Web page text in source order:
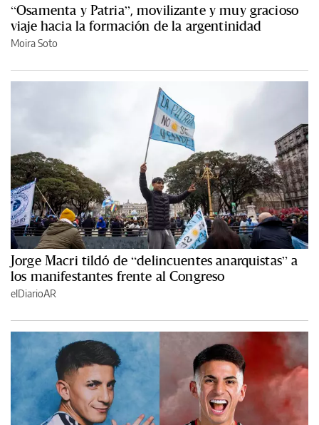
“Osamenta y Patria”, movilizante y muy gracioso
viaje hacia la formación de la argentinidad
Moira Soto
Jorge Macri tildó de “delincuentes anarquistas” a
los manifestantes frente al Congreso
elDiarioAR